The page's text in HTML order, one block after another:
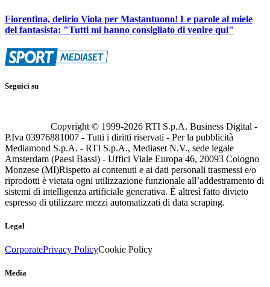
Fiorentina, delirio Viola per Mastantuono! Le parole al miele
del fantasista: "Tutti mi hanno consigliato di venire qui"
Seguici su
Copyright © 1999-2026 RTI S.p.A. Business Digital -
P.Iva 03976881007 - Tutti i diritti riservati - Per la pubblicità
Mediamond S.p.A. - RTI S.p.A., Mediaset N.V., sede legale
Amsterdam (Paesi Bassi) - Uffici Viale Europa 46, 20093 Cologno
Monzese (MI)Rispetto ai contenuti e ai dati personali trasmessi e/o
riprodotti è vietata ogni utilizzazione funzionale all’addestramento di
sistemi di intelligenza artificiale generativa. È altresì fatto divieto
espresso di utilizzare mezzi automatizzati di data scraping.
Legal
CorporatePrivacy PolicyCookie Policy
Media